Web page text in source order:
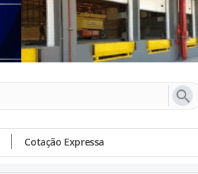
Cotação Expressa